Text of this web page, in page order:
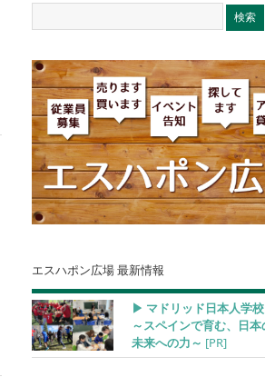
エスハポン広場 最新情報
▶︎ マドリッド日本人学校
～スペインで育む、日本
未来への力～ [PR]